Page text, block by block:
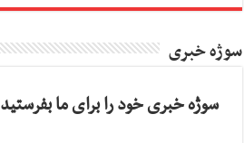
سوژه خبری
سوژه خبری خود را برای ما بفرستید